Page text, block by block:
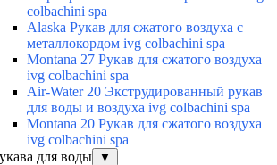
colbachini spa
Alaska Рукав для сжатого воздуха с
металлокордом ivg colbachini spa
Montana 27 Рукав для сжатого воздуха
ivg colbachini spa
Air-Water 20 Экструдированный рукав
для воды и воздуха ivg colbachini spa
Montana 20 Рукав для сжатого воздуха
ivg colbachini spa
для воды
▼